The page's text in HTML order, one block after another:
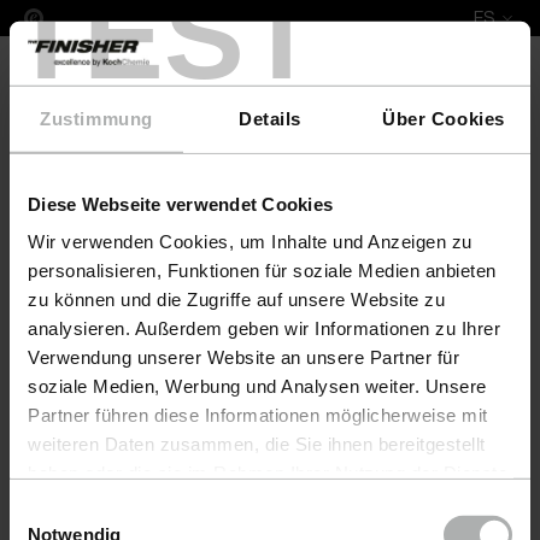
TEST
Zustimmung Details Über Cookies
Diese Webseite verwendet Cookies
Wir verwenden Cookies, um Inhalte und Anzeigen zu
personalisieren, Funktionen für soziale Medien anbieten
zu können und die Zugriffe auf unsere Website zu
analysieren. Außerdem geben wir Informationen zu Ihrer
Verwendung unserer Website an unsere Partner für
soziale Medien, Werbung und Analysen weiter. Unsere
Partner führen diese Informationen möglicherweise mit
weiteren Daten zusammen, die Sie ihnen bereitgestellt
Einstellungen zu den Cookies finden Sie unter
Notwendig
ES
Leather Fresh Set XL Mobitec